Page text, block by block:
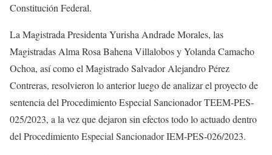
Constitución Federal.
La Magistrada Presidenta Yurisha Andrade Morales, las
Magistradas Alma Rosa Bahena Villalobos y Yolanda Camacho
Ochoa, así como el Magistrado Salvador Alejandro Pérez
Contreras, resolvieron lo anterior luego de analizar el proyecto de
sentencia del Procedimiento Especial Sancionador TEEM-PES-
025/2023, a la vez que dejaron sin efectos todo lo actuado dentro
del Procedimiento Especial Sancionador IEM-PES-026/2023.